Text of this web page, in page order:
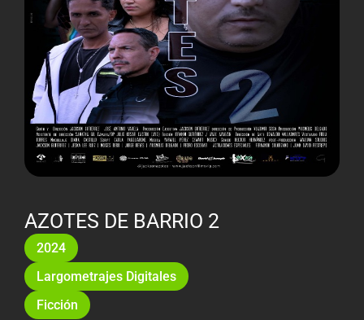
AZOTES DE BARRIO 2
2024
Largometrajes Digitales
Ficción